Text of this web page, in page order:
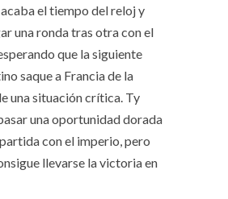
el tiempo del reloj y
una ronda tras otra con el
que la siguiente
saque a Francia de la
una situación crítica. Ty
una oportunidad dorada
con el imperio, pero
llevarse la victoria en